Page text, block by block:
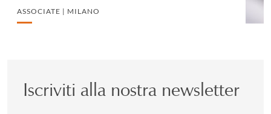
nell'advocacy di settore per cercare di garantire che la
legislazione e le linee guida normative riflettano le vostre
ASSOCIATE | MILANO
Iscriviti alla nostra newsletter